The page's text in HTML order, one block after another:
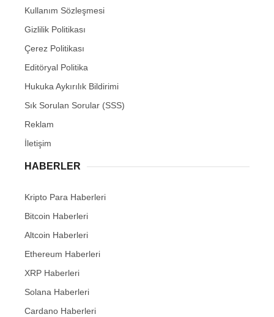
Kullanım Sözleşmesi
Gizlilik Politikası
Çerez Politikası
Editöryal Politika
Hukuka Aykırılık Bildirimi
Sık Sorulan Sorular (SSS)
Reklam
İletişim
HABERLER
Kripto Para Haberleri
Bitcoin Haberleri
Altcoin Haberleri
Ethereum Haberleri
XRP Haberleri
Solana Haberleri
Cardano Haberleri